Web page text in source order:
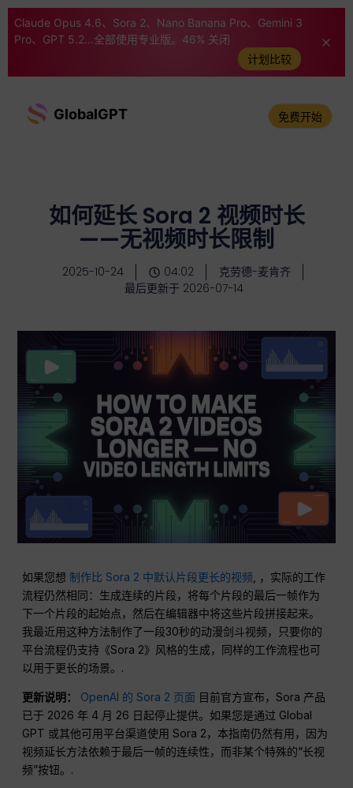
Claude Opus 4.6、Sora 2、Nano Banana Pro、Gemini 3
Pro、GPT 5.2...全部使用专业版。46% 关闭
计划比较
GlobalGPT 免费开始
如何延长 Sora 2 视频时长
——无视频时长限制
2025-10-24 04:02
克劳德-麦肯齐
最后更新于 2026-07-14
如果您想制作比 Sora 2 中默认片段更长的视频 , ，实际的工作
流程仍然相同：生成连续的片段，将每个片段的最后一帧作为
下一个片段的起始点，然后在编辑器中将这些片段拼接起来。
我最近用这种方法制作了一段30秒的动漫剑斗视频，只要你的
平台流程仍支持《Sora 2》风格的生成，同样的工作流程也可
以用于更长的场景。.
更新说明： OpenAI 的 Sora 2 页面 目前官方宣布，Sora 产品
已于 2026 年 4 月 26 日起停止提供。如果您是通过 Global
GPT 或其他可用平台渠道使用 Sora 2，本指南仍然有用，因为
视频延长方法依赖于最后一帧的连续性，而非某个特殊的“长视
频”按钮。.